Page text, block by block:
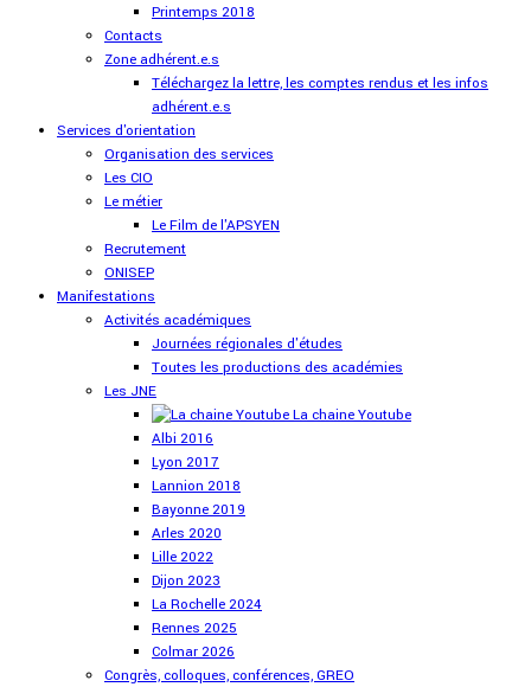
Printemps 2018
Contacts
Zone adhérent.e.s
Téléchargez la lettre, les comptes rendus et les infos
adhérent.e.s
Services d'orientation
Organisation des services
Les CIO
Le métier
Le Film de l'APSYEN
Recrutement
ONISEP
Manifestations
Activités académiques
Journées régionales d'études
Toutes les productions des académies
Les JNE
La chaine Youtube
Albi 2016
Lyon 2017
Lannion 2018
Bayonne 2019
Arles 2020
Lille 2022
Dijon 2023
La Rochelle 2024
Rennes 2025
Colmar 2026
Congrès, colloques, conférences, GREO